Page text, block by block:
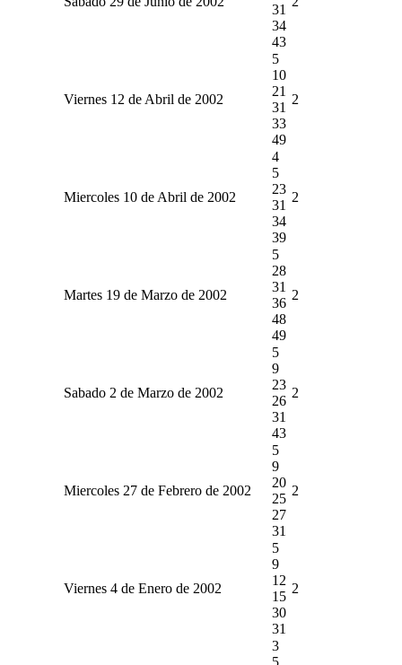
31
34
43
Viernes 12 de Abril de 2002
5
10
21
31
33
49
2
Miercoles 10 de Abril de 2002
4
5
23
31
34
39
2
Martes 19 de Marzo de 2002
5
28
31
36
48
49
2
Sabado 2 de Marzo de 2002
5
9
23
26
31
43
2
Miercoles 27 de Febrero de 2002
5
9
20
25
27
31
2
Viernes 4 de Enero de 2002
5
9
12
15
30
31
2
3
5